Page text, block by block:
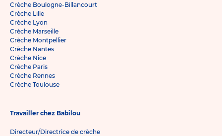
Crèche Boulogne-Billancourt
Crèche Lille
Crèche Lyon
Crèche Marseille
Crèche Montpellier
Crèche Nantes
Crèche Nice
Crèche Paris
Crèche Rennes
Crèche Toulouse
Travailler chez Babilou
Directeur/Directrice de crèche